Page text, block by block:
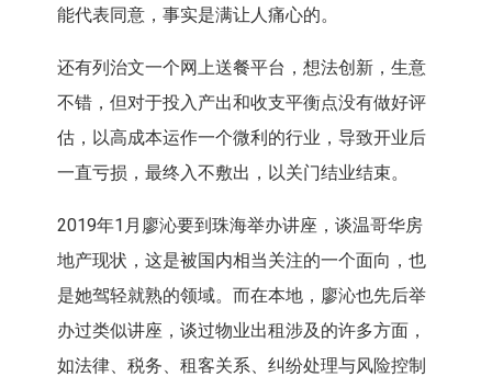
能代表同意，事实是满让人痛心的。
还有列治文一个网上送餐平台，想法创新，生意
不错，但对于投入产出和收支平衡点没有做好评
估，以高成本运作一个微利的行业，导致开业后
一直亏损，最终入不敷出，以关门结业结束。
2019年1月廖沁要到珠海举办讲座，谈温哥华房
地产现状，这是被国内相当关注的一个面向，也
是她驾轻就熟的领域。而在本地，廖沁也先后举
办过类似讲座，谈过物业出租涉及的许多方面，
如法律、税务、租客关系、纠纷处理与风险控制